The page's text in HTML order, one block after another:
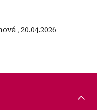
, 20.04.2026